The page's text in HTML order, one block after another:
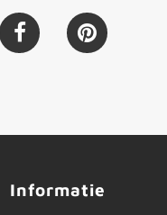
Informatie